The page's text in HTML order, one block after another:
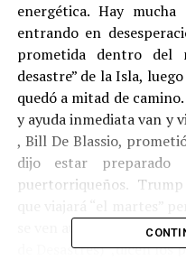
energética. Hay
entrando en
prometida dentro del
desastre” de la Isla,
quedó a mitad de
y ayuda inmediata van y
, Bill De Blassio,
dijo estar
puertorriqueños.
se ven autoridades de
de Desastres) ,dicen los